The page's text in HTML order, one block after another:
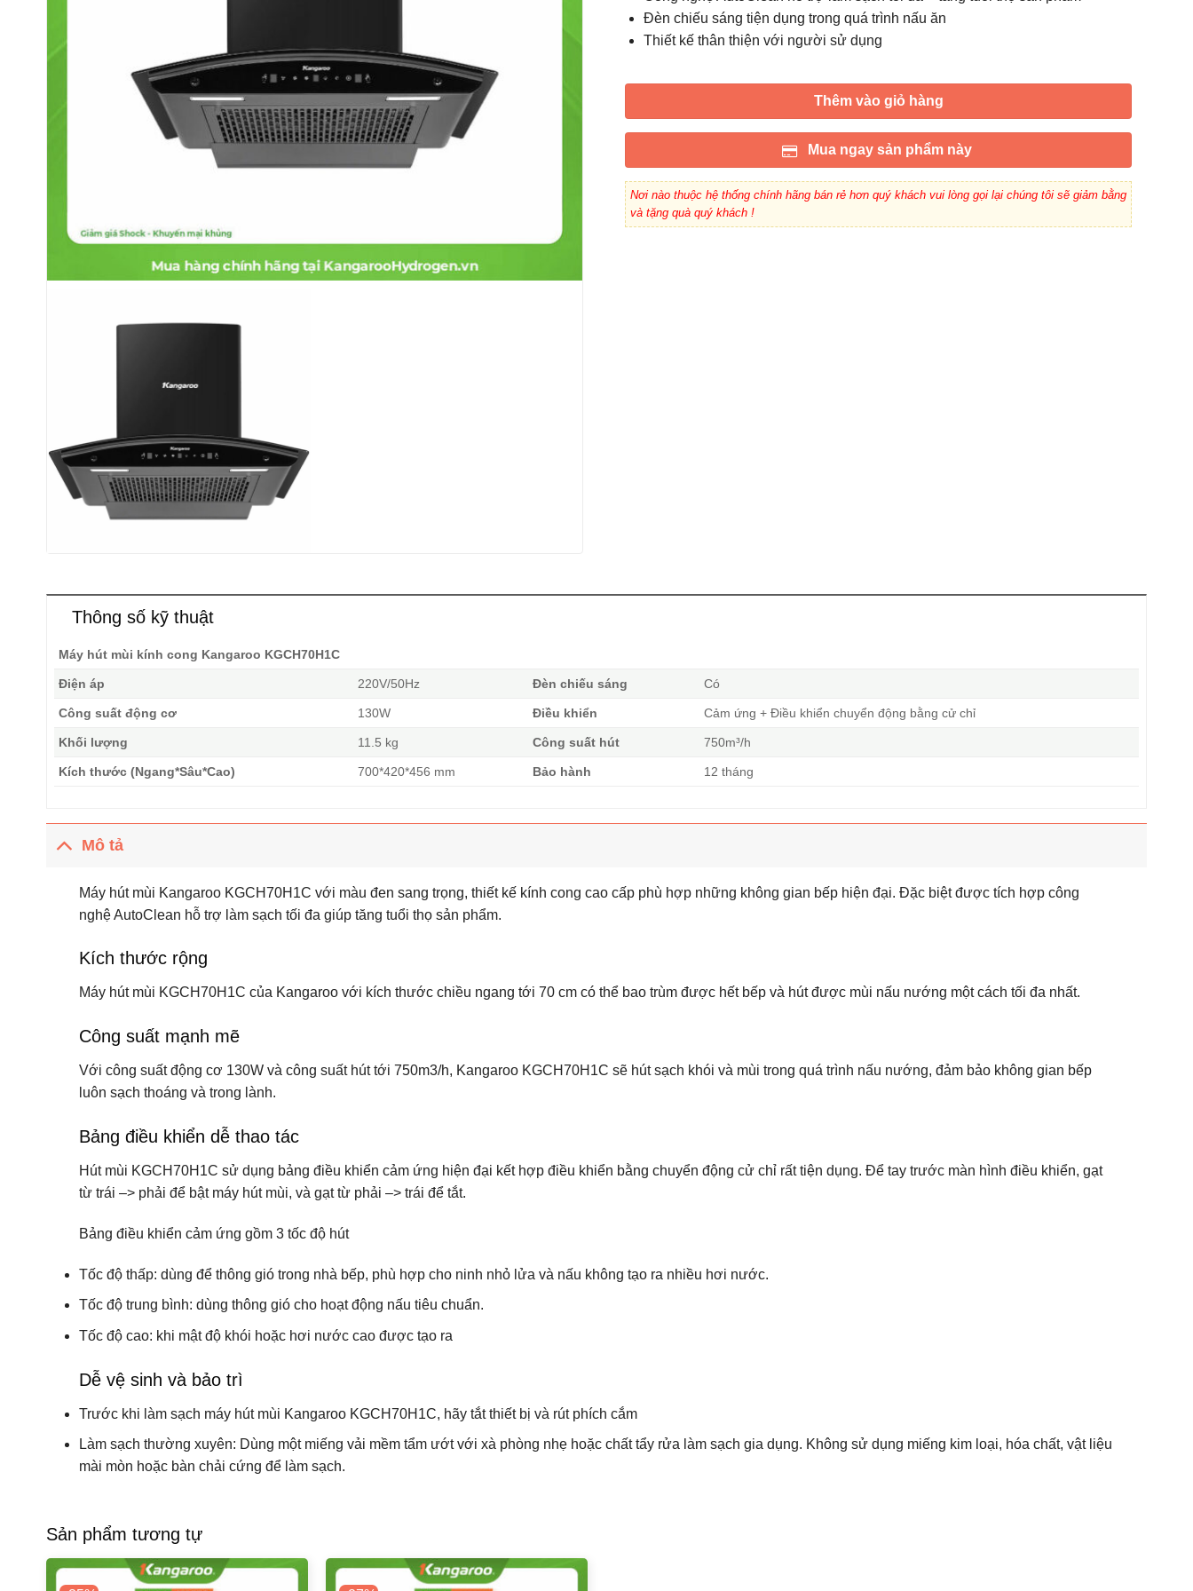
Đèn chiếu sáng tiện dụng trong quá trình nấu ăn
Thiết kế thân thiện với người sử dụng
Thêm vào giỏ hàng
Mua ngay sản phẩm này
Nơi nào thuộc hệ thống chính hãng bán rẻ hơn quý khách vui lòng gọi lại chúng tôi sẽ giảm bằng
và tặng quà quý khách !
Thông số kỹ thuật
Máy hút mùi kính cong Kangaroo KGCH70H1C
Điện áp 220V/50Hz Đèn chiếu sáng Có
Công suất động cơ 130W Điều khiển Cảm ứng + Điều khiển chuyển động bằng cử chỉ
Khối lượng 11.5 kg Công suất hút 750m³/h
Kích thước (Ngang*Sâu*Cao) 700*420*456 mm Bảo hành 12 tháng
Mô tả
Máy hút mùi Kangaroo KGCH70H1C với màu đen sang trọng, thiết kế kính cong cao cấp phù hợp những không gian bếp hiện đại. Đặc biệt được tích hợp công
nghệ AutoClean hỗ trợ làm sạch tối đa giúp tăng tuổi thọ sản phẩm.
Kích thước rộng
Máy hút mùi KGCH70H1C của Kangaroo với kích thước chiều ngang tới 70 cm có thể bao trùm được hết bếp và hút được mùi nấu nướng một cách tối đa nhất.
Công suất mạnh mẽ
Với công suất động cơ 130W và công suất hút tới 750m3/h, Kangaroo KGCH70H1C sẽ hút sạch khói và mùi trong quá trình nấu nướng, đảm bảo không gian bếp
luôn sạch thoáng và trong lành.
Bảng điều khiển dễ thao tác
Hút mùi KGCH70H1C sử dụng bảng điều khiển cảm ứng hiện đại kết hợp điều khiển bằng chuyển động cử chỉ rất tiện dụng. Để tay trước màn hình điều khiển, gạt
từ trái –> phải để bật máy hút mùi, và gạt từ phải –> trái để tắt.
Bảng điều khiển cảm ứng gồm 3 tốc độ hút
Tốc độ thấp: dùng để thông gió trong nhà bếp, phù hợp cho ninh nhỏ lửa và nấu không tạo ra nhiều hơi nước.
Tốc độ trung bình: dùng thông gió cho hoạt động nấu tiêu chuẩn.
Tốc độ cao: khi mật độ khói hoặc hơi nước cao được tạo ra
Dễ vệ sinh và bảo trì
Trước khi làm sạch máy hút mùi Kangaroo KGCH70H1C, hãy tắt thiết bị và rút phích cắm
Làm sạch thường xuyên: Dùng một miếng vải mềm tẩm ướt với xà phòng nhẹ hoặc chất tẩy rửa làm sạch gia dụng. Không sử dụng miếng kim loại, hóa chất, vật liệu
mài mòn hoặc bàn chải cứng để làm sạch.
Sản phẩm tương tự